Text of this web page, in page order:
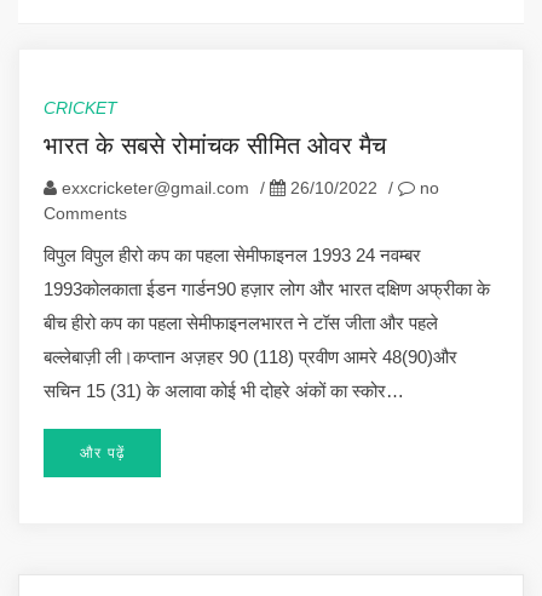
CRICKET
भारत के सबसे रोमांचक सीमित ओवर मैच
exxcricketer@gmail.com / 26/10/2022 /
no
Comments
विपुल विपुल हीरो कप का पहला सेमीफाइनल 1993 24 नवम्बर
1993कोलकाता ईडन गार्डन90 हज़ार लोग और भारत दक्षिण अफ्रीका के
बीच हीरो कप का पहला सेमीफाइनलभारत ने टॉस जीता और पहले
बल्लेबाज़ी ली।कप्तान अज़हर 90 (118) प्रवीण आमरे 48(90)और
सचिन 15 (31) के अलावा कोई भी दोहरे अंकों का स्कोर…
और पढ़ें